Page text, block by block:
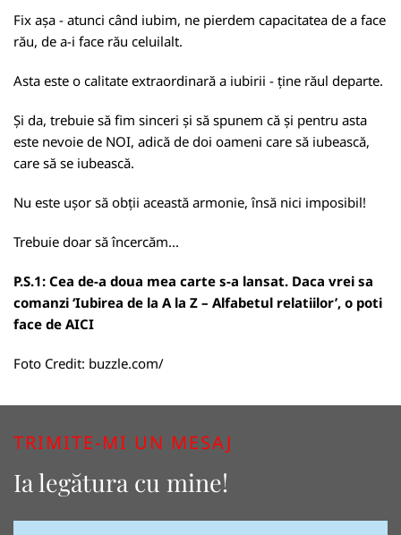
Fix așa - atunci când iubim, ne pierdem capacitatea de a face
rău, de a-i face rău celuilalt.
Asta este o calitate extraordinară a iubirii - ține răul departe.
Și da, trebuie să fim sinceri și să spunem că și pentru asta
este nevoie de NOI, adică de doi oameni care să iubească,
care să se iubească.
Nu este ușor să obții această armonie, însă nici imposibil!
Trebuie doar să încercăm...
P.S.1: Cea de-a doua mea carte s-a lansat. Daca vrei sa
comanzi ‘Iubirea de la A la Z – Alfabetul relatiilor’, o poti
face de AICI
Foto Credit: buzzle.com/
TRIMITE-MI UN MESAJ
Ia legătura cu mine!